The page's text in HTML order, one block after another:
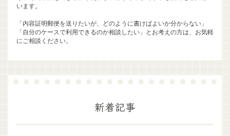
います。
「内容証明郵便を送りたいが、どのように書けばよいか分からない」
「自分のケースで利用できるのか相談したい」とお考えの方は、お気軽
にご相談ください。
新着記事